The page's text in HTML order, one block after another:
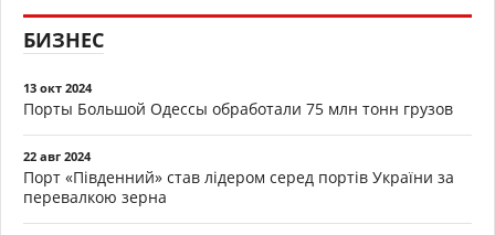
БИЗНЕС
13 окт 2024
Порты Большой Одессы обработали 75 млн тонн грузов
22 авг 2024
Порт «Південний» став лідером серед портів України за
перевалкою зерна